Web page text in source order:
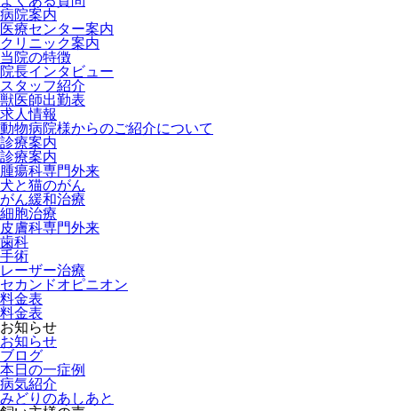
病院案内
医療センター案内
クリニック案内
当院の特徴
院長インタビュー
スタッフ紹介
獣医師出勤表
求人情報
動物病院様からのご紹介について
診療案内
診療案内
腫瘍科専門外来
犬と猫のがん
がん緩和治療
細胞治療
皮膚科専門外来
歯科
手術
レーザー治療
セカンドオピニオン
料金表
料金表
お知らせ
お知らせ
ブログ
本日の一症例
病気紹介
みどりのあしあと